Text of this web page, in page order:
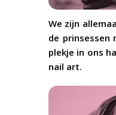
We zijn
de prinsessen
plekje in ons
nail art.